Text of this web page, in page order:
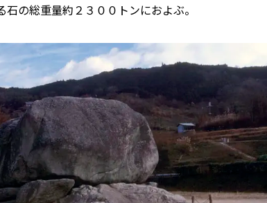
の総重量約２３００トンにおよぶ。